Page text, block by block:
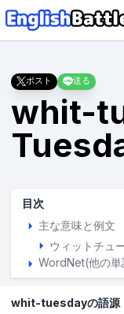
ポスト 送る
whit-
目次
主な意味と例文
ウィットチュ
WordNet(他の単
whit-tuesdayの語源